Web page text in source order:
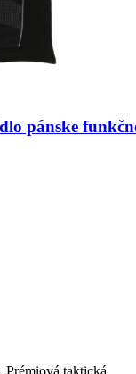
pánske
Prémiová taktická